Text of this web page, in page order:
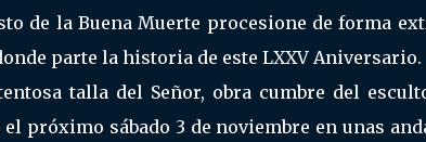
de la Buena Muerte procesione de forma
parte la historia de este LXXV Aniversario.
talla del Señor, obra cumbre del
el próximo sábado 3 de noviembre en unas